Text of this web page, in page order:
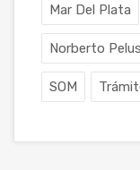
Mar Del Plata
Norberto
SOM